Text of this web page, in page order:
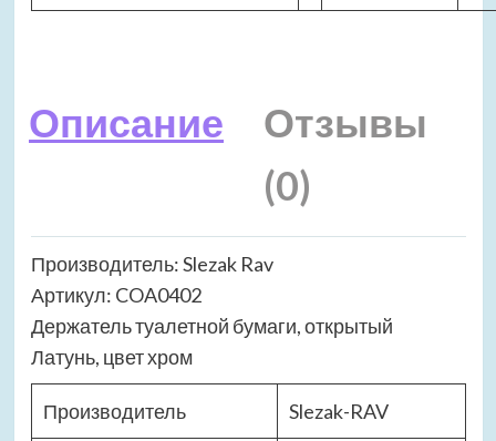
Описание
Отзывы
(0)
Производитель: Slezak Rav
Артикул: COA0402
Держатель туалетной бумаги, открытый
Латунь, цвет хром
Производитель Slezak-RAV